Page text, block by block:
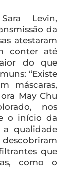
Levin,
da
atestaram
conter até
do que
“Existe
máscaras,
May Chu
nos
o início da
a qualidade
que
como o